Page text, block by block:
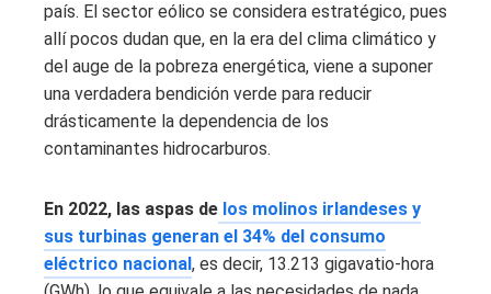
país. El sector eólico se considera estratégico, pues
allí pocos dudan que, en la era del clima climático y
del auge de la pobreza energética, viene a suponer
una verdadera bendición verde para reducir
drásticamente la dependencia de los
contaminantes hidrocarburos.
En 2022, las aspas de los molinos irlandeses y
sus turbinas generan el 34% del consumo
eléctrico nacional , es decir, 13.213 gigavatio-hora